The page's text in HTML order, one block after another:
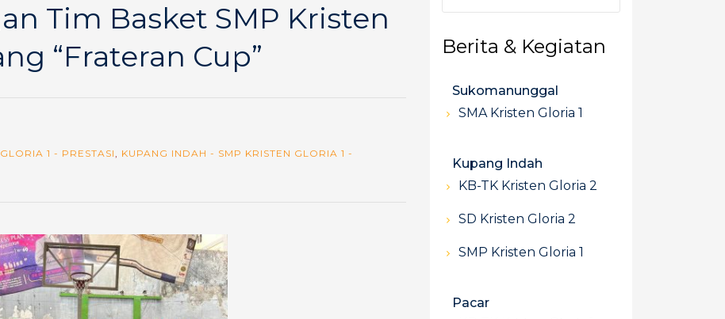
Tim Basket SMP Kristen
“Frateran Cup”
1 - PRESTASI, KUPANG INDAH - SMP KRISTEN GLORIA 1 -
Berita & Kegiatan
Sukomanunggal
SMA Kristen Gloria 1
Kupang Indah
KB-TK Kristen Gloria 2
SD Kristen Gloria 2
SMP Kristen Gloria 1
Pacar